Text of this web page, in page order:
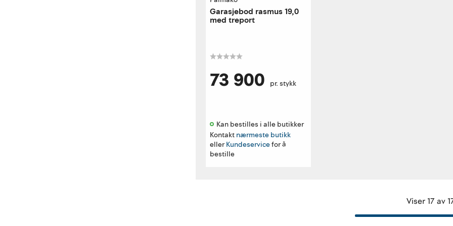
Garasjebod rasmus 19,0
med treport
73 900 pr. stykk
Kan bestilles i alle butikker
Kontakt nærmeste butikk
ellerKundeservicefor å
bestille
Viser 17 av